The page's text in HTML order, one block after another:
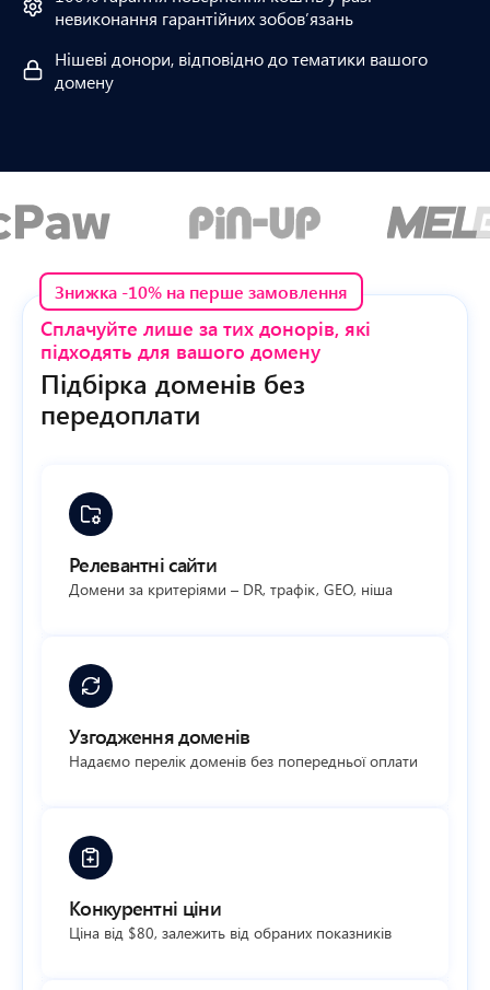
невиконання гарантійних зобов’язань
Нішеві донори, відповідно до тематики вашого
домену
Знижка -10% на перше замовлення
Сплачуйте лише за тих донорів, які
підходять для вашого домену
Підбірка доменів без
передоплати
Релевантні сайти
Домени за критеріями – DR, трафік, GEO, ніша
Узгодження доменів
Надаємо перелік доменів без попередньої оплати
Конкурентні ціни
Ціна від $80, залежить від обраних показників